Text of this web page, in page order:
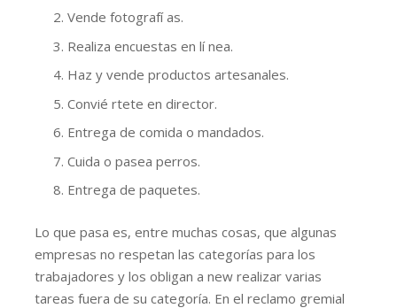
Vende fotografí as.
Realiza encuestas en lí nea.
Haz y vende productos artesanales.
Convié rtete en director.
Entrega de comida o mandados.
Cuida o pasea perros.
Entrega de paquetes.
Lo que pasa es, entre muchas cosas, que algunas
empresas no respetan las categorías para los
trabajadores y los obligan a new realizar varias
tareas fuera de su categoría. En el reclamo gremial